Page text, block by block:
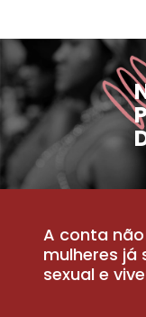
A conta
mulheres
sexual e